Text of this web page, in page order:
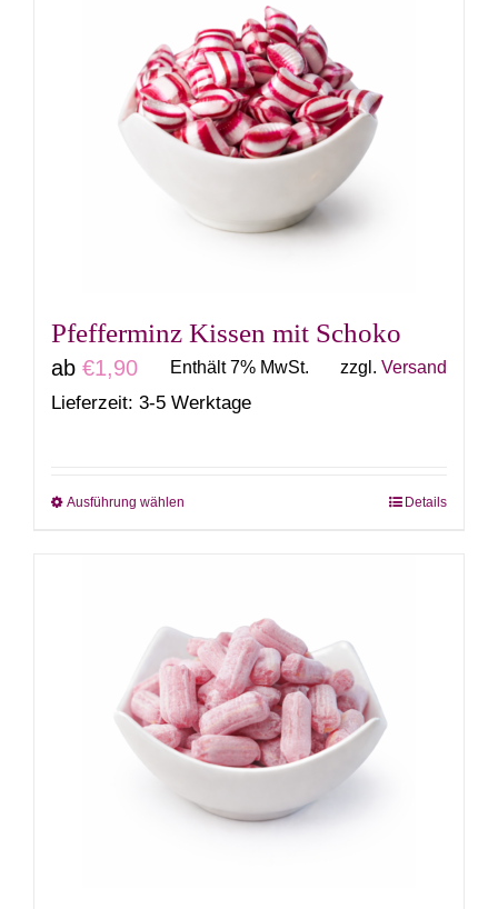
mehrere
Varianten
auf.
Die
Optionen
werden
Pfefferminz Kissen mit Schoko
ab €1,90 Enthält 7% MwSt. zzgl. Versand
Lieferzeit: 3-5 Werktage
Ausführung wählen
Varianten
auf.
Die
Optionen
können
auf
Details